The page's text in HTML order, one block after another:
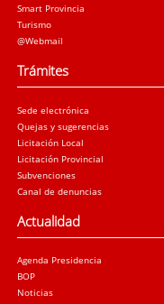
Smart Provincia
Turismo
@Webmail
Trámites
Sede electrónica
Quejas y sugerencias
Licitación Local
Licitación Provincial
Subvenciones
Canal de denuncias
Actualidad
Agenda Presidencia
BOP
Noticias